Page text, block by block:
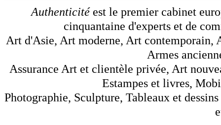
Authenticitéest le premier cabinet
cinquantaine d'experts et de
Art d'Asie, Art moderne, Art contemporain,
Armes
Assurance Art et clientèle privée, Art
Estampes et livres,
Photographie, Sculpture, Tableaux et